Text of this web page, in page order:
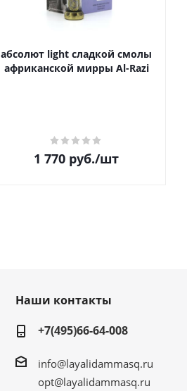
абсолют light сладкой смолы
африканской мирры Al-Razi
1 770 руб./шт
Наши контакты
+7(495)66-64-008
info@layalidammasq.ru
opt@layalidammasq.ru